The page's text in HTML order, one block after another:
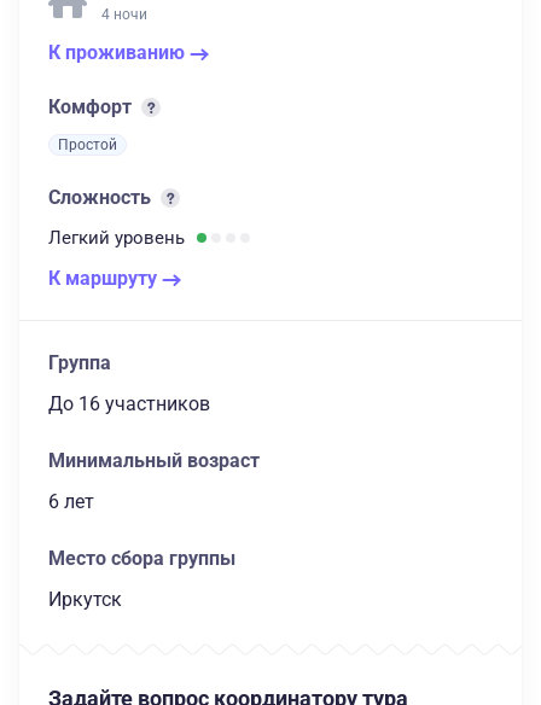
4 ночи
К проживанию
Комфорт
Простой
Сложность
Легкий уровень
К маршруту
Группа
до 16 участников
Минимальный возраст
6 лет
Место сбора группы
Иркутск
Задайте вопрос координатору тура